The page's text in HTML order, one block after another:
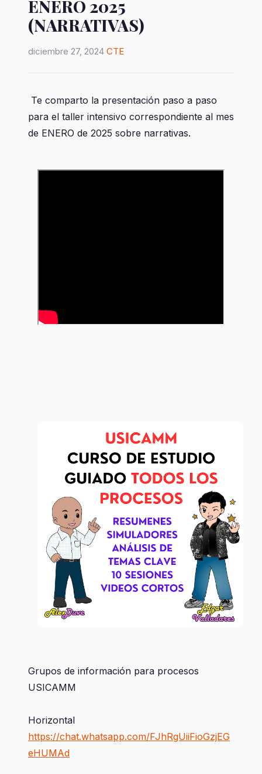
ENERO 2025
(NARRATIVAS)
diciembre 27, 2024 CTE
Te comparto la presentación paso a paso
para el taller intensivo correspondiente al mes
de ENERO de 2025 sobre narrativas.
Grupos de información para procesos
USICAMM
Horizontal
https://chat.whatsapp.com/FJhRgUiiFioGzjEG
eHUMAd